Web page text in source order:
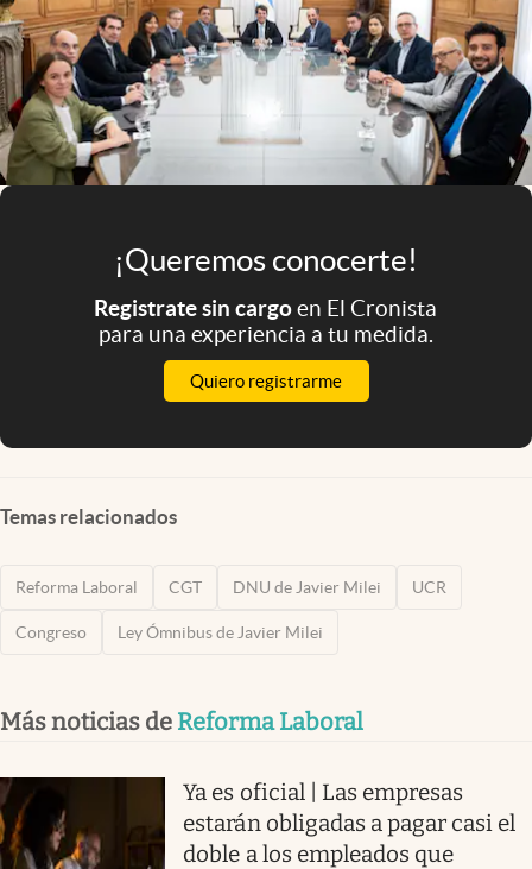
El Cronista Studio
Mediakit
abre en nueva pestaña
Argentina
¡Queremos conocerte!
Registrate sin cargoen El Cronista
para una experiencia a tu medida.
Quiero registrarme
Temas relacionados
Reforma Laboral CGT DNU de Javier Milei UCR
Congreso Ley Ómnibus de Javier Milei
Más noticias de Reforma Laboral
Ya es oficial | Las empresas
estarán obligadas a pagar casi el
doble a los empleados que